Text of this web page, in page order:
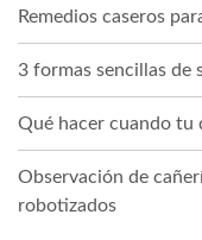
Remedios caseros
3 formas sencillas de
Qué hacer cuando tu
Observación de
robotizados